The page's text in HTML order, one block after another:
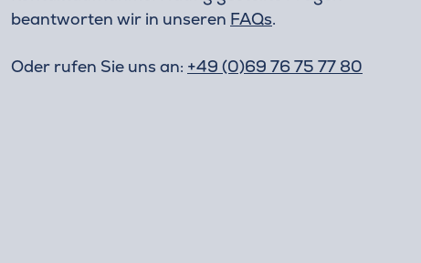
beantworten wir in unseren FAQs.
Oder rufen Sie uns an: +49 (0)69 76 75 77 80